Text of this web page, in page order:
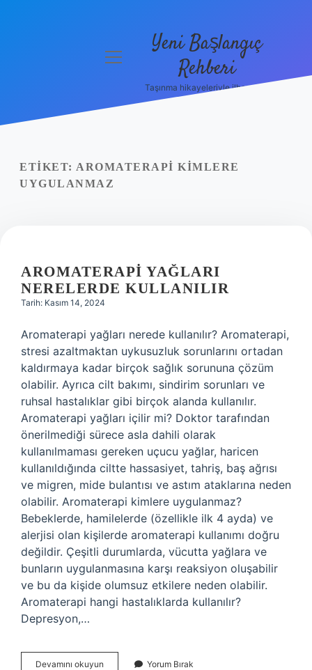
Politikası
Yasal Uyarı
menüyü
Yeni Başlangıç
Rehberi
Taşınma hikayeleriyle ilham bul!
ETIKET: AROMATERAPI KIMLERE
UYGULANMAZ
AROMATERAPI YAĞLARI
NERELERDE KULLANILIR
Tarih: Kasım 14, 2024
Aromaterapi yağları nerede kullanılır? Aromaterapi,
stresi azaltmaktan uykusuzluk sorunlarını ortadan
kaldırmaya kadar birçok sağlık sorununa çözüm
olabilir. Ayrıca cilt bakımı, sindirim sorunları ve
ruhsal hastalıklar gibi birçok alanda kullanılır.
Aromaterapi yağları içilir mi? Doktor tarafından
önerilmediği sürece asla dahili olarak
kullanılmaması gereken uçucu yağlar, haricen
kullanıldığında ciltte hassasiyet, tahriş, baş ağrısı
ve migren, mide bulantısı ve astım ataklarına neden
olabilir. Aromaterapi kimlere uygulanmaz?
Bebeklerde, hamilelerde (özellikle ilk 4 ayda) ve
alerjisi olan kişilerde aromaterapi kullanımı doğru
değildir. Çeşitli durumlarda, vücutta yağlara ve
bunların uygulanmasına karşı reaksiyon oluşabilir
ve bu da kişide olumsuz etkilere neden olabilir.
Aromaterapi hangi hastalıklarda kullanılır?
Depresyon,…
Devamını okuyun AromaterapiYorum Bırak